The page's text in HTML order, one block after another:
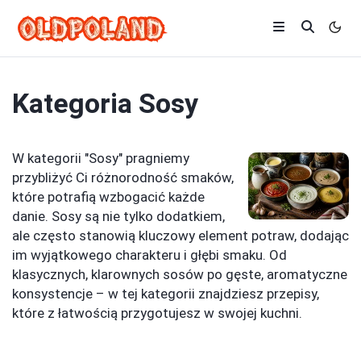
Kategoria Sosy
W kategorii "Sosy" pragniemy
przybliżyć Ci różnorodność smaków,
które potrafią wzbogacić każde
danie. Sosy są nie tylko dodatkiem,
ale często stanowią kluczowy element potraw, dodając
im wyjątkowego charakteru i głębi smaku. Od
klasycznych, klarownych sosów po gęste, aromatyczne
konsystencje – w tej kategorii znajdziesz przepisy,
które z łatwością przygotujesz w swojej kuchni.